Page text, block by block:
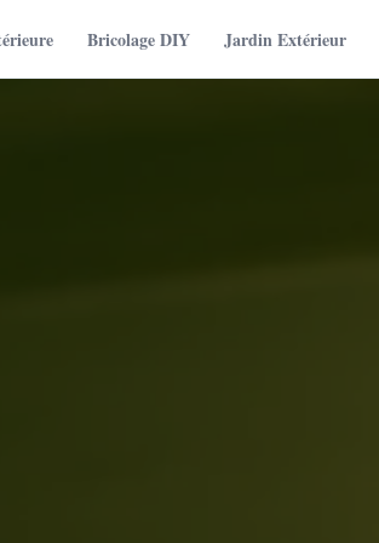
Bricolage DIY Jardin Extérieur